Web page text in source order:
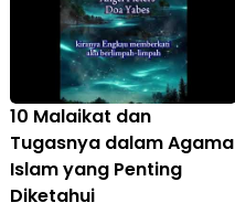
10 Malaikat dan
Tugasnya dalam Agama
Islam yang Penting
Diketahui